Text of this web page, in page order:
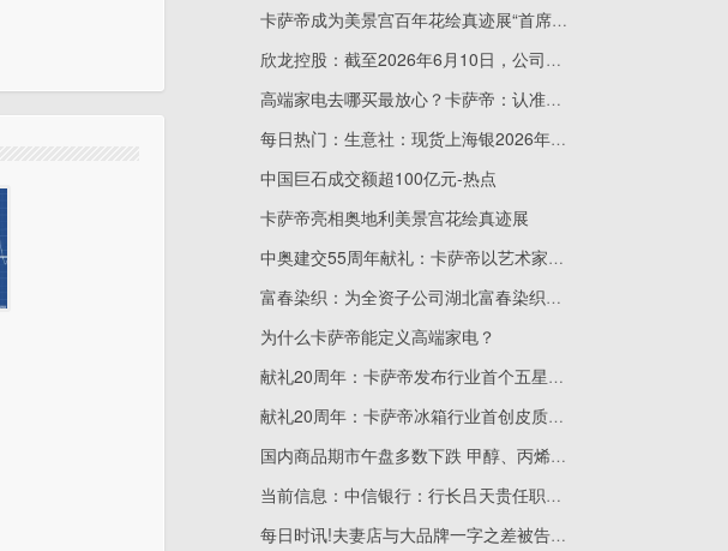
卡萨帝成为美景宫百年花绘真迹展“首席艺术生活方式伙伴”
欣龙控股：截至2026年6月10日，公司股份持有人户数为39,912户_今日精选
高端家电去哪买最放心？卡萨帝：认准官方渠道，售后无忧
每日热门：生意社：现货上海银2026年6月16日午盘基准报16603元/千克
中国巨石成交额超100亿元-热点
卡萨帝亮相奥地利美景宫花绘真迹展
中奥建交55周年献礼：卡萨帝以艺术家电致敬国宝级花卉名作
富春染织：为全资子公司湖北富春染织有限公司提供24000.00万元担保-快讯
为什么卡萨帝能定义高端家电？
献礼20周年：卡萨帝发布行业首个五星级智能冰箱
献礼20周年：卡萨帝冰箱行业首创皮质面板树立美学新标杆
国内商品期市午盘多数下跌 甲醇、丙烯跌超6%
当前信息：中信银行：行长吕天贵任职资格获核准
每日时讯!夫妻店与大品牌一字之差被告侵权，商标维权边界在哪？